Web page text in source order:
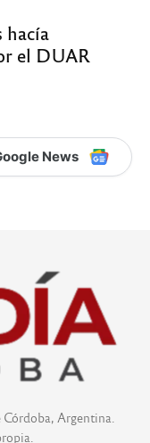
hacía
el DUAR
News
Argentina.